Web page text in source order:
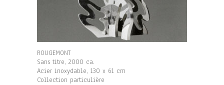
ROUGEMONT
Sans titre, 2000 ca.
Acier inoxydable, 130 x 61 cm
Collection particulière